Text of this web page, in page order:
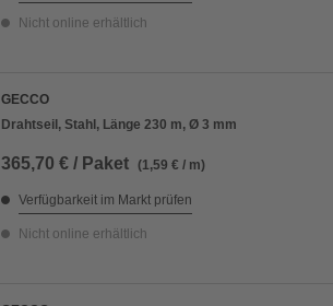
Nicht online erhältlich
GECCO
Drahtseil, Stahl, Länge 230 m, Ø 3 mm
365,70 € / Paket (1,59 € / m)
Verfügbarkeit im Markt prüfen
Nicht online erhältlich